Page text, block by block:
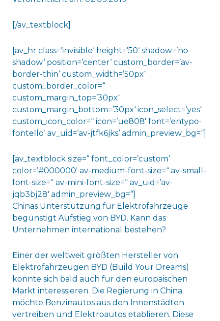
[/av_textblock]
[av_hr class=’invisible‘ height=’50‘ shadow=’no-
shadow‘ position=’center‘ custom_border=’av-
border-thin‘ custom_width=’50px‘
custom_border_color=“
custom_margin_top=’30px‘
custom_margin_bottom=’30px‘ icon_select=’yes‘
custom_icon_color=“ icon=’ue808′ font=’entypo-
fontello‘ av_uid=’av-jtfk6jks‘ admin_preview_bg=“]
[av_textblock size=“ font_color=’custom‘
color=’#000000′ av-medium-font-size=“ av-small-
font-size=“ av-mini-font-size=“ av_uid=’av-
jqb3bj28′ admin_preview_bg=“]
Chinas Unterstützung für Elektrofahrzeuge
begünstigt Aufstieg von BYD. Kann das
Unternehmen international bestehen?
Einer der weltweit größten Hersteller von
Elektrofahrzeugen BYD (Build Your Dreams)
könnte sich bald auch für den europäischen
Markt interessieren. Die Regierung in China
möchte Benzinautos aus den Innenstädten
vertreiben und Elektroautos etablieren. Diese